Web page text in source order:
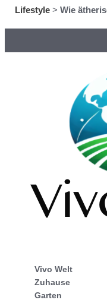
Lifestyle > Wie
Vivo Welt
Zuhause
Garten